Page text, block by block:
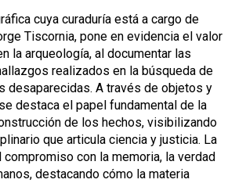
cuya curaduría está a cargo de
Tiscornia, pone en evidencia el valor
la arqueología, al documentar las
realizados en la búsqueda de
desaparecidas. A través de objetos y
destaca el papel fundamental de la
de los hechos, visibilizando
que articula ciencia y justicia. La
con la memoria, la verdad
destacando cómo la materia